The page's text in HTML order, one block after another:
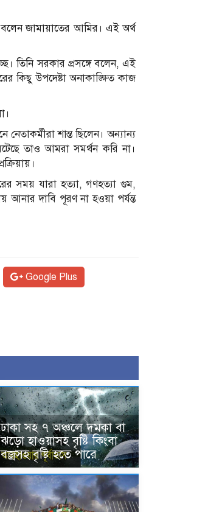
জামায়াতের আমির। এই অর্থ
তি‌নি সরকার প্রস‌ঙ্গে ব‌লেন, এই
কিছু উপদেষ্টা অনাকাঙ্ক্ষিত কাজ
শান্ত ছি‌লেন। অন্যান্য
তাও আমরা সমর্থন করি না।
সময় যারা হত্যা, গণহত্যা গুম,
আনার দাবি পূরণ না হওয়া পর্যন্ত
Google Plus
ঢাকা সহ ৭ অঞ্চলে দমকা বা
ঝড়ো হাওয়াসহ বৃষ্টি কিংবা
বজ্রসহ বৃষ্টি হতে পারে